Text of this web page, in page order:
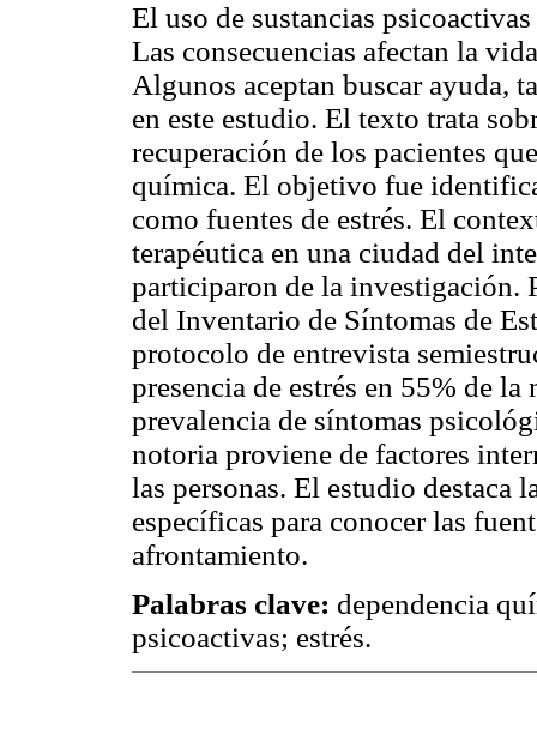
El uso de sustancias
Las consecuencias afectan la
Algunos aceptan buscar ayuda,
en este estudio. El texto trata
recuperación de los pacientes
química. El objetivo fue
como fuentes de estrés. El
terapéutica en una ciudad del
participaron de la investigación.
del Inventario de Síntomas de
protocolo de entrevista
presencia de estrés en 55% de
prevalencia de síntomas
notoria proviene de factores
las personas. El estudio destaca
específicas para conocer las
afrontamiento.
Palabras clave: dependencia
psicoactivas; estrés.